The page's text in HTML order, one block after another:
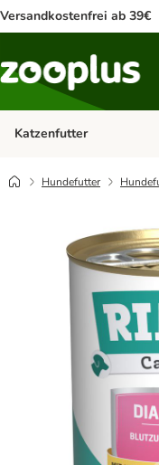
Versandkostenfrei ab 39€
Katzenfutter
Hundefutter